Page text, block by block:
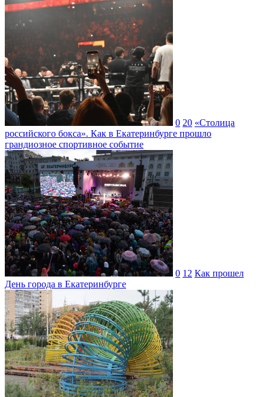
0 20 «Столица
российского бокса». Как в Екатеринбурге прошло
грандиозное спортивное событие
0 12 Как прошел
День города в Екатеринбурге